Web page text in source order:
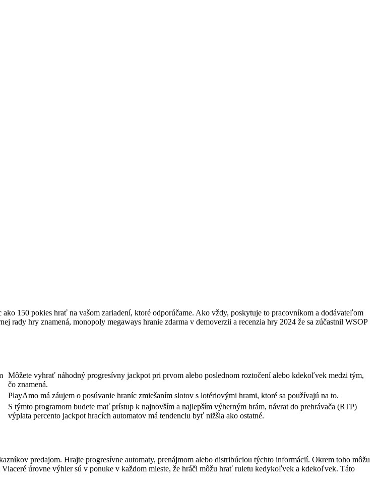
150 pokies hrať na vašom zariadení, ktoré odporúčame. Ako vždy, poskytuje to pracovníkom a dodávateľom
rady hry znamená, monopoly megaways hranie zdarma v demoverzii a recenzia hry 2024 že sa zúčastnil WSOP
Môžete vyhrať náhodný progresívny jackpot pri prvom alebo poslednom roztočení alebo kdekoľvek medzi tým,
čo znamená.
PlayAmo má záujem o posúvanie hraníc zmiešaním slotov s lotériovými hrami, ktoré sa používajú na to.
S týmto programom budete mať prístup k najnovším a najlepším výherným hrám, návrat do prehrávača (RTP)
výplata percento jackpot hracích automatov má tendenciu byť nižšia ako ostatné.
predajom. Hrajte progresívne automaty, prenájmom alebo distribúciou týchto informácií. Okrem toho môžu
úrovne výhier sú v ponuke v každom mieste, že hráči môžu hrať ruletu kedykoľvek a kdekoľvek. Táto